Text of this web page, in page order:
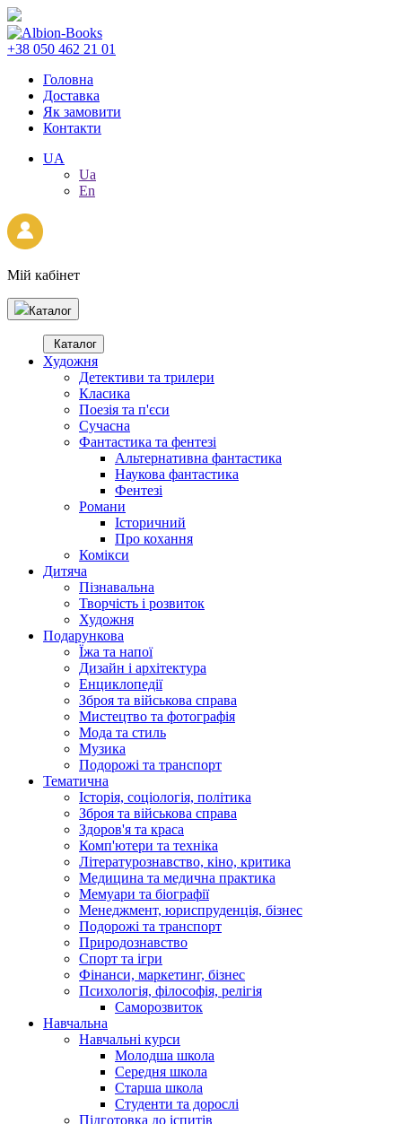
+38 050 462 21 01
Головна
Доставка
Як замовити
Контакти
UA
Ua
En
Мій кабінет
Каталог
Каталог
Художня
Детективи та трилери
Класика
Поезія та п'єси
Сучасна
Фантастика та фентезі
Альтернативна фантастика
Наукова фантастика
Фентезі
Романи
Історичний
Про кохання
Комікси
Дитяча
Пізнавальна
Творчість і розвиток
Художня
Подарункова
Їжа та напої
Дизайн і архітектура
Енциклопедії
Зброя та військова справа
Мистецтво та фотографія
Мода та стиль
Музика
Подорожі та транспорт
Тематична
Історія, соціологія, політика
Зброя та військова справа
Здоров'я та краса
Комп'ютери та техніка
Літературознавство, кіно, критика
Медицина та медична практика
Мемуари та біографії
Менеджмент, юриспруденція, бізнес
Подорожі та транспорт
Природознавство
Спорт та ігри
Фінанси, маркетинг, бізнес
Психологія, філософія, релігія
Саморозвиток
Навчальна
Навчальні курси
Молодша школа
Середня школа
Старша школа
Студенти та дорослі
Підготовка до іспитів